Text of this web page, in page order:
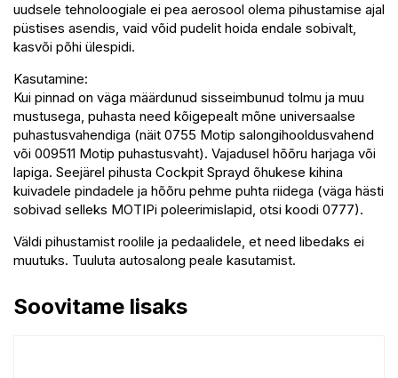
uudsele tehnoloogiale ei pea aerosool olema pihustamise ajal
püstises asendis, vaid võid pudelit hoida endale sobivalt,
kasvõi põhi ülespidi.
Kasutamine:
Kui pinnad on väga määrdunud sisseimbunud tolmu ja muu
mustusega, puhasta need kõigepealt mõne universaalse
puhastusvahendiga (näit 0755 Motip salongihooldusvahend
või 009511 Motip puhastusvaht). Vajadusel hõõru harjaga või
lapiga. Seejärel pihusta Cockpit Sprayd õhukese kihina
kuivadele pindadele ja hõõru pehme puhta riidega (väga hästi
sobivad selleks MOTIPi poleerimislapid, otsi koodi 0777).
Väldi pihustamist roolile ja pedaalidele, et need libedaks ei
muutuks. Tuuluta autosalong peale kasutamist.
Soovitame lisaks